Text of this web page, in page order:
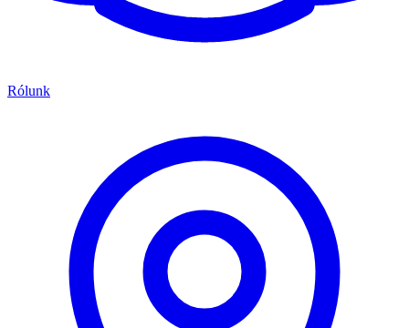
Rólunk